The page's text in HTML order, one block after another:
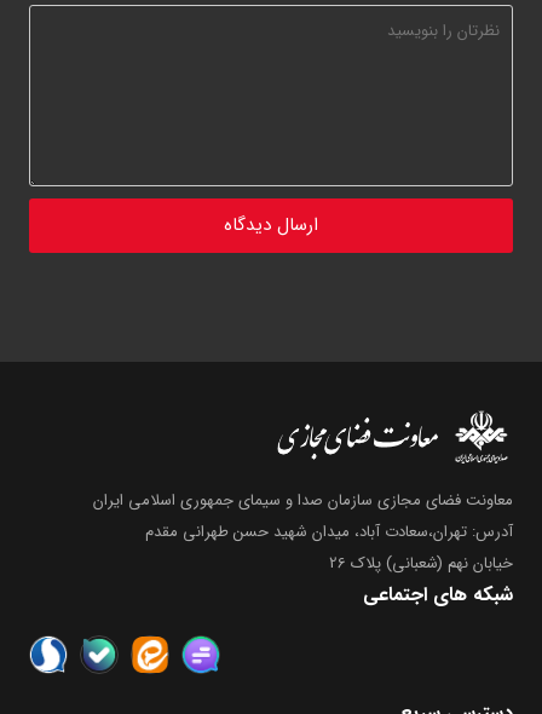
معاونت فضای مجازی سازمان صدا و سیمای جمهوری اسلامی ایران
آدرس: تهران،سعادت آباد، میدان شهید حسن طهرانی مقدم
خیابان نهم (شعبانی) پلاک 26
شبکه های اجتماعی